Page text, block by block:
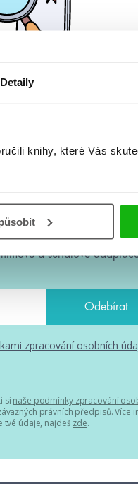
Detaily
knihy, které Vás
rovnou do mailu! Nové
a seriálové
zpracování osobních
si naše podmínky zpracování
právních předpisů. Více
tvé údaje, najdeš zde.